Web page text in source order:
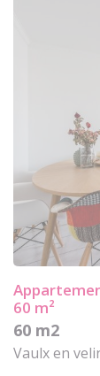
60 m²
60 m2
Vaulx en